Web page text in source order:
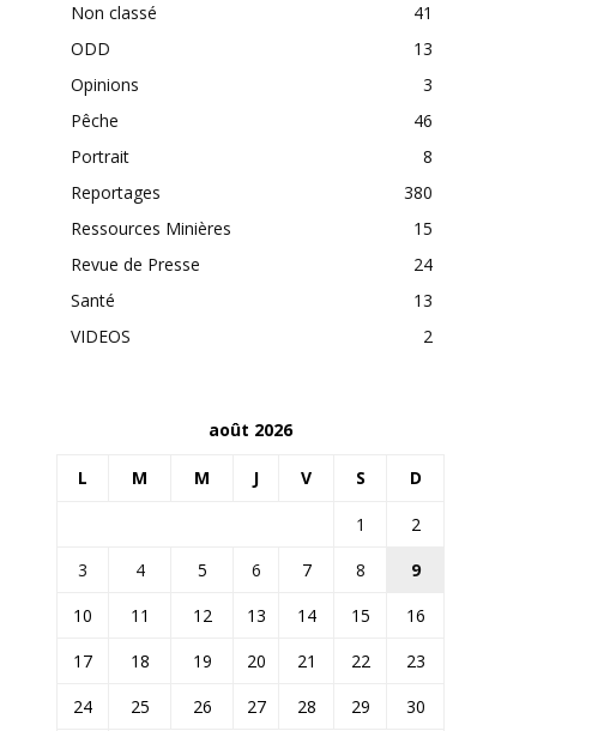
Non classé
41
ODD
13
Opinions
3
Pêche
46
Portrait
8
Reportages
380
Ressources Minières
15
Revue de Presse
24
Santé
13
VIDEOS
2
août 2026
L M M J V S D
1
2
3
4 5 6 7 8
9
10
11 12 13 14 15
16
17
18 19 20 21 22
23
24
25 26 27 28 29
30